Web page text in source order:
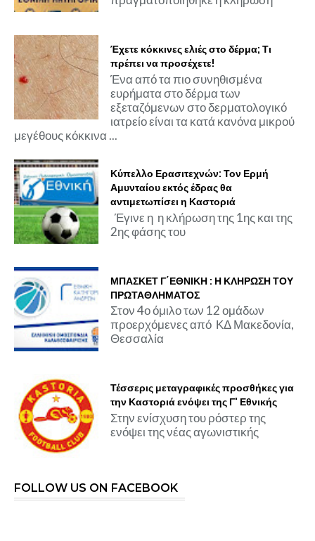
Έχετε κόκκινες ελιές στο δέρμα; Τι
πρέπει να προσέχετε!
Ένα από τα πιο συνηθισμένα
ευρήματα στο δέρμα των
εξεταζόμενων στο δερματολογικό
ιατρείο είναι τα κατά κανόνα μικρού
μεγέθους κόκκινα ...
Κύπελλο Ερασιτεχνών: Τον Ερμή
Αμυνταίου εκτός έδρας θα
αντιμετωπίσει η Καστοριά
Έγινε η η κλήρωση της 1ης και της
2ης φάσης του
ΜΠΑΣΚΕΤ Γ΄ΕΘΝΙΚΗ : Η ΚΛΗΡΩΣΗ ΤΟΥ
ΠΡΩΤΑΘΛΗΜΑΤΟΣ
Στον 4ο όμιλο των 12 ομάδων
προερχόμενες από ΚΔ Μακεδονία,
Θεσσαλία
Τέσσερις μεταγραφικές προσθήκες για
την Καστοριά ενόψει της Γ' Εθνικής
Στην ενίσχυση του ρόστερ της
ενόψει της νέας αγωνιστικής
FOLLOW US ON FACEBOOK